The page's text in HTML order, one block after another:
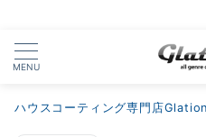
MENU
ハウスコーティング専門店